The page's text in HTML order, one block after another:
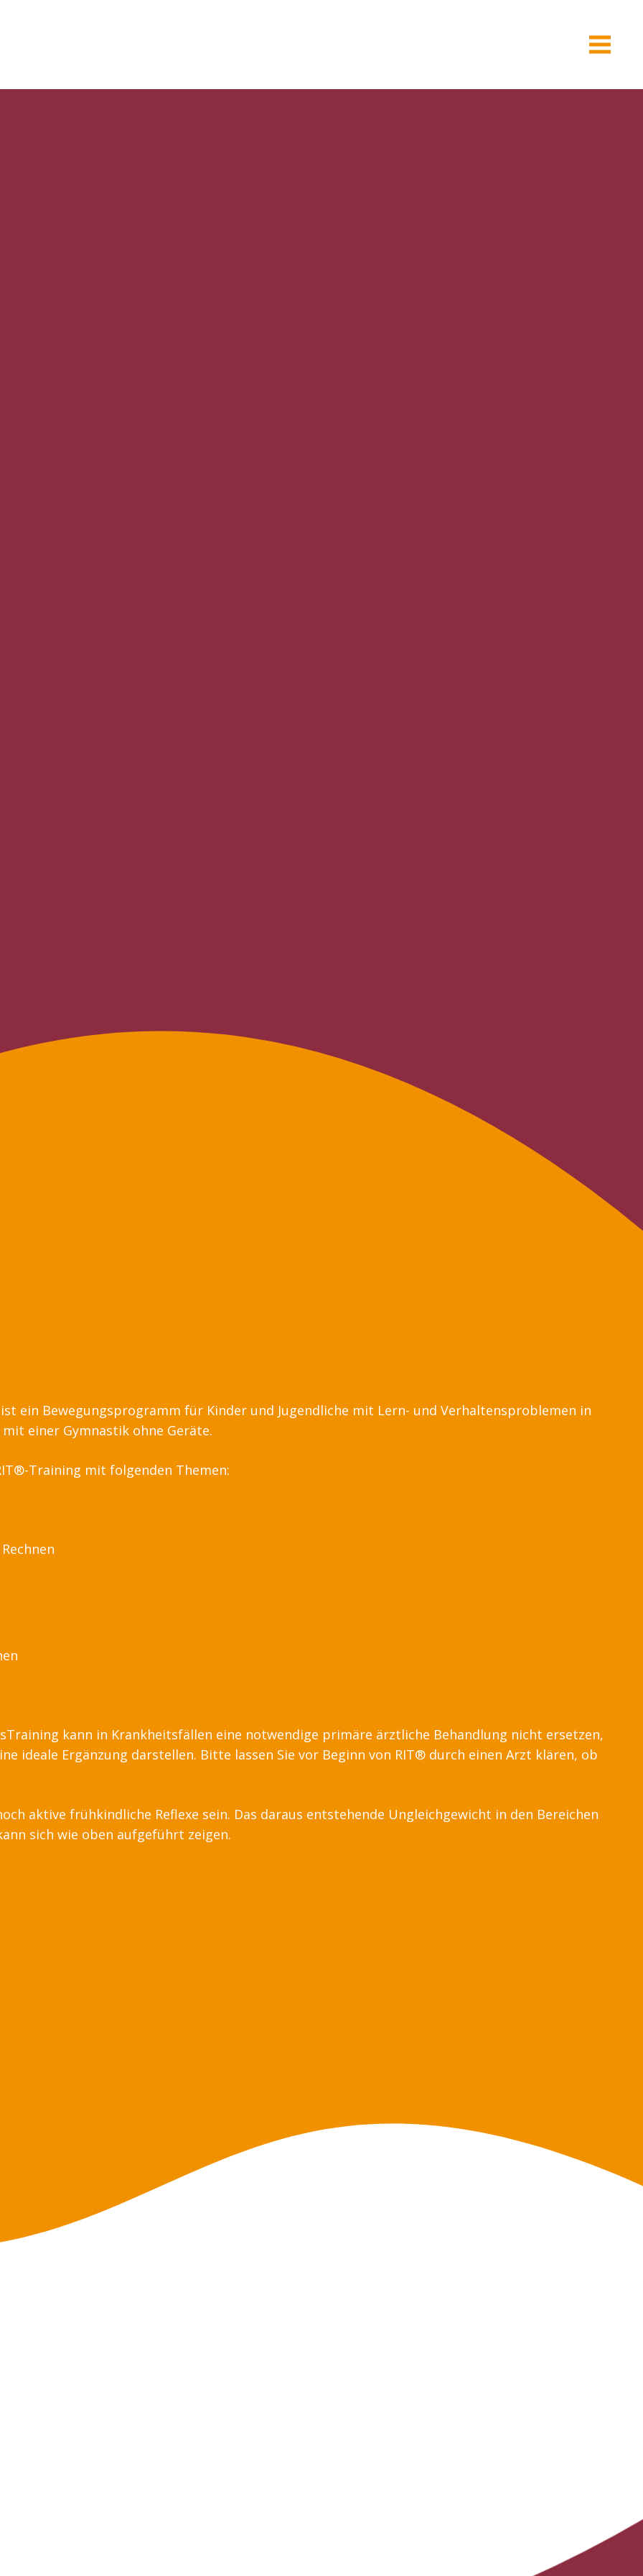
ein Bewegungsprogramm für Kinder und Jugendliche mit Lern- und Verhaltensproblemen in
einer Gymnastik ohne Geräte.
Training mit folgenden Themen:
kann in Krankheitsfällen eine notwendige primäre ärztliche Behandlung nicht ersetzen,
ideale Ergänzung darstellen. Bitte lassen Sie vor Beginn von RIT® durch einen Arzt klären, ob
aktive frühkindliche Reflexe sein. Das daraus entstehende Ungleichgewicht in den Bereichen
sich wie oben aufgeführt zeigen.